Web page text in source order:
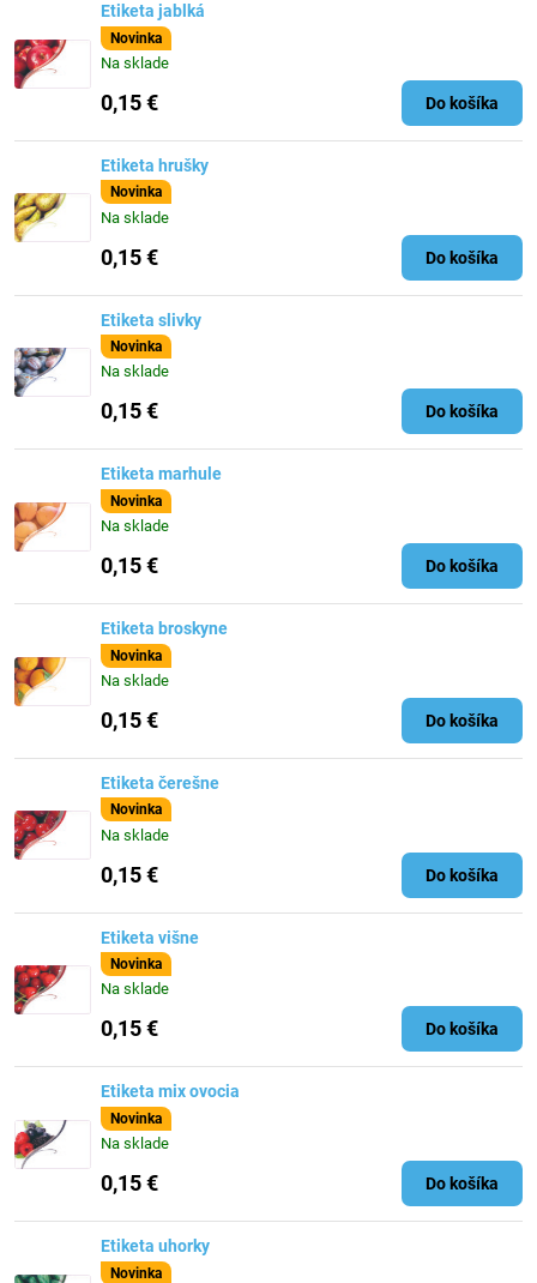
Etiketa jablká
Novinka
Na sklade
0,15 € Do košíka
Etiketa hrušky
Novinka
Na sklade
0,15 € Do košíka
Etiketa slivky
Novinka
Na sklade
0,15 € Do košíka
Etiketa marhule
Novinka
Na sklade
0,15 € Do košíka
Etiketa broskyne
Novinka
Na sklade
0,15 € Do košíka
Etiketa čerešne
Novinka
Na sklade
0,15 € Do košíka
Etiketa višne
Novinka
Na sklade
0,15 € Do košíka
Etiketa mix ovocia
Novinka
Na sklade
0,15 € Do košíka
Etiketa uhorky
Novinka